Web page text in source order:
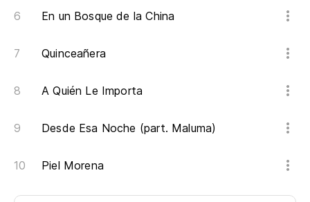
En un Bosque de la China
Quinceañera
A Quién Le Importa
Desde Esa Noche (part. Maluma)
Piel Morena